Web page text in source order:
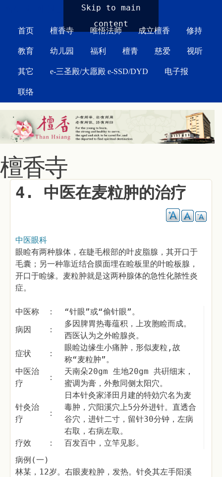
Skip to main
content
首页 檀香寺 唯悟法师 成立檀香 修持
教育 幼儿园 福利 檀青 慈爱 视听
其它 e-三圣殿/大愿殿 e-SSD/DYD 电子报
联络
檀香寺
4. 中医在麦粒肿的治疗
中医眼科
眼睑有两种腺体，在睫毛根部的叶皮脂腺，其开口于
毛囊；另一种靠近结合膜面埋在睑板里的叶睑板腺，
开口于睑缘。麦粒肿就是这两种腺体的急性化脓性炎
症。
中医称 ：
“针眼”或“偷针眼”。
病因
：
多因脾胃热毒蕴积，上攻胞睑而成。
西医认为之外睑腺炎。
症状
：
眼睑边缘生小痛肿，形似麦粒,故
称“麦粒肿”。
中医治
疗
：
天南朵20gm 生地20gm 共硏细末，
蜜调为膏，外敷同侧太阳穴。
针灸治
疗
：
日本针灸家泽田月建的特効穴名为麦
毒肿，穴阳溪穴上5分外进针。直透合
谷穴，进针二寸，留针30分钟，左病
右取，右病左取。
疗效
：
百发百中，立竿见影。
病例(一)
林某，12岁。右眼麦粒肿，发热。针灸其左手阳溪